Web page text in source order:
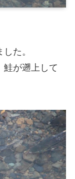
た。
鮭が遡上して